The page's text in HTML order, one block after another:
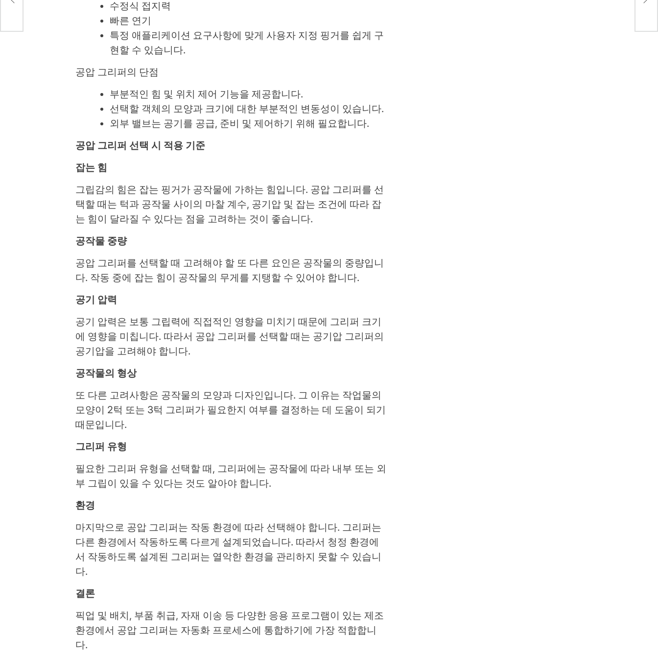
수정식 접지력
빠른 연기
특정 애플리케이션 요구사항에 맞게 사용자 지정 핑거를 쉽게 구
현할 수 있습니다.
공압 그리퍼의 단점
부분적인 힘 및 위치 제어 기능을 제공합니다.
선택할 객체의 모양과 크기에 대한 부분적인 변동성이 있습니다.
외부 밸브는 공기를 공급, 준비 및 제어하기 위해 필요합니다.
공압 그리퍼 선택 시 적용 기준
잡는 힘
그립감의 힘은 잡는 핑거가 공작물에 가하는 힘입니다. 공압 그리퍼를 선
택할 때는 턱과 공작물 사이의 마찰 계수, 공기압 및 잡는 조건에 따라 잡
는 힘이 달라질 수 있다는 점을 고려하는 것이 좋습니다.
공작물 중량
공압 그리퍼를 선택할 때 고려해야 할 또 다른 요인은 공작물의 중량입니
다. 작동 중에 잡는 힘이 공작물의 무게를 지탱할 수 있어야 합니다.
공기 압력
공기 압력은 보통 그립력에 직접적인 영향을 미치기 때문에 그리퍼 크기
에 영향을 미칩니다. 따라서 공압 그리퍼를 선택할 때는 공기압 그리퍼의
공기압을 고려해야 합니다.
공작물의 형상
또 다른 고려사항은 공작물의 모양과 디자인입니다. 그 이유는 작업물의
모양이 2턱 또는 3턱 그리퍼가 필요한지 여부를 결정하는 데 도움이 되기
때문입니다.
그리퍼 유형
필요한 그리퍼 유형을 선택할 때, 그리퍼에는 공작물에 따라 내부 또는 외
부 그립이 있을 수 있다는 것도 알아야 합니다.
환경
마지막으로 공압 그리퍼는 작동 환경에 따라 선택해야 합니다. 그리퍼는
다른 환경에서 작동하도록 다르게 설계되었습니다. 따라서 청정 환경에
서 작동하도록 설계된 그리퍼는 열악한 환경을 관리하지 못할 수 있습니
다.
결론
픽업 및 배치, 부품 취급, 자재 이송 등 다양한 응용 프로그램이 있는 제조
환경에서 공압 그리퍼는 자동화 프로세스에 통합하기에 가장 적합합니
다.